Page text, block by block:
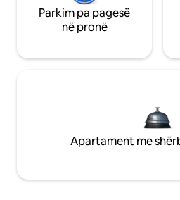
Parkim pa pagesë
në pronë
Apartament me